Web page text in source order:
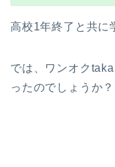
高校1年終了と共に
では、ワンオク
ったのでしょうか？